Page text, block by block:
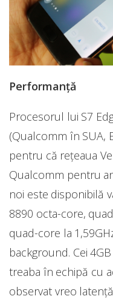
Performanță
Procesorul lui S7
(Qualcomm în SUA,
pentru că rețeaua
Qualcomm pentru
noi este disponibilă
8890 octa-core,
quad-core la
background. Cei
treaba în echipă cu
observat vreo